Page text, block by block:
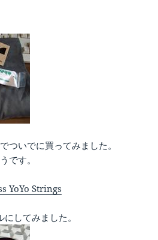
ついでに買ってみました。
です。
YoYo Strings
してみました。